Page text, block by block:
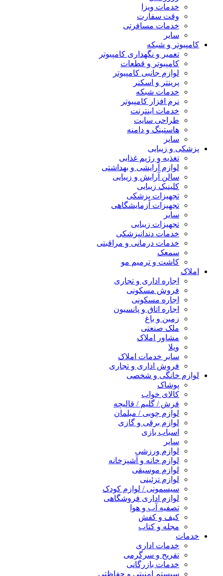
خدمات ویزا
وقت سفارت
خدمات مسافرتی
سایر
کامپیوتر و شبکه
تعمیر و نگهداری کامپیوتر
کامپیوتر و قطعات
لوازم جانبی کامپیوتر
پرینتر و اسکنر
خدمات شبکه
نرم افزار کامپیوتر
خدمات اینترنت
طراحی سایت
هاستینگ و دامنه
سایر
پزشکی و زیبایی
تغذیه و رژیم غذایی
لوازم آرایشی و بهداشتی
سالن آرایش و زیبایی
کلینیک زیبایی
تجهیزات پزشکی
تجهیزات آزمایشگاهی
سایر
تجهیزات زیبایی
خدمات دندانپزشکی
خدمات درمانی و مراقبتی
سمعک
کاشت و ترمیم مو
املاک
اجاره اداری و تجاری
فروش مسکونی
اجاره مسکونی
اجاره اتاق و پانسیون
زمین و باغ
ملک صنعتی
مشاور املاک
ویلا
سایر خدمات املاک
فروش اداری و تجاری
لوازم خانگی و شخصی
پوشاک
کالای خواب
فرش / گلیم / قالیچه
لوازم چوبی / مبلمان
لوازم برقی و گازی
اسباب بازی
سایر
لوازم ورزشی
لوازم خانه و آشپزخانه
لوازم موسیقی
لوازم تزئینی
سیسمونی / لوازم کودک
لوازم اداری فروشگاهی
تصفیه آب و هوا
کیف و کفش
مجله و کتاب
خدمات
خدمات اداری
تفریح و سرگرمی
خدمات بازرگانی
سیستم امنیتی و حفاظتی